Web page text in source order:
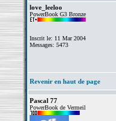
love_leeloo
PowerBook G3 Bronze
Inscrit le: 11 Mar 2004
Messages: 5473
Revenir en haut de page
Pascal 77
PowerBook de Vermeil